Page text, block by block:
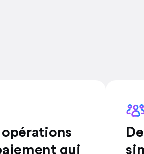
opérations
qui